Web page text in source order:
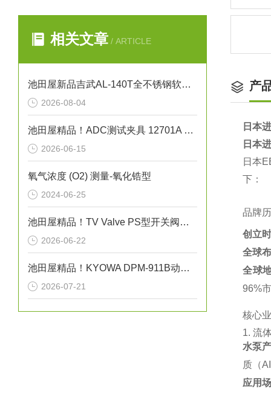
相关文章 / ARTICLE
池田屋新品吉武AL-140T全不锈钢软密封安全泄压阀正式发布
2026-08-04
池田屋精品！ADC测试夹具 12701A 参数介绍
2026-06-15
氧气浓度 (O2) 测量-氧化锆型
2024-06-25
池田屋精品！TV Valve PS型开关阀（截止阀）参数介绍
2026-06-22
池田屋精品！KYOWA DPM-911B动态应变测量仪
2026-07-21
产
日本
日本
日本
下：
品牌
创立
全球
全球
96%
核心
1. ‌ 流
水泵
质（
应用